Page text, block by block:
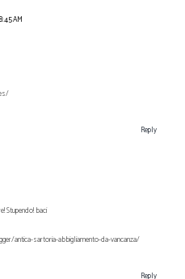
AM
Reply
Stupendo! baci
antica-sartoria-abbigliamento-da-vancanza/
Reply